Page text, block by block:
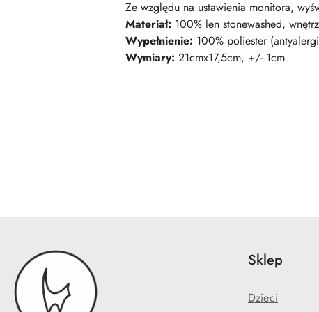
Ze względu na ustawienia monitora,
Materiał: 100% len stonewashed,
Wypełnienie: 100% poliester
Wymiary: 21cmx17,5cm, +/- 1cm
Sklep
Dzieci